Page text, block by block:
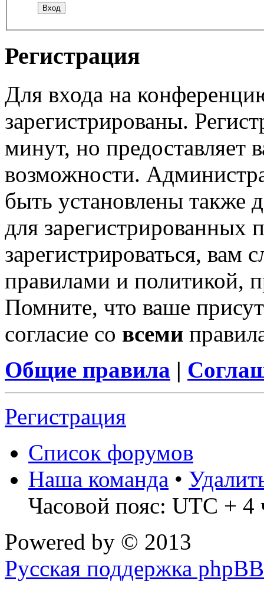
Регистрация
Для входа на
зарегистрированы.
минут, но предоставляет
возможности.
быть установлены также
для зарегистрированных
зарегистрироваться, вам
правилами и политикой,
Помните, что ваше
согласие со всеми
Общие правила |
Регистрация
Список форумов
Наша команда •
Часовой пояс: UTC + 4
Powered by © 2013
Русская поддержка phpBB